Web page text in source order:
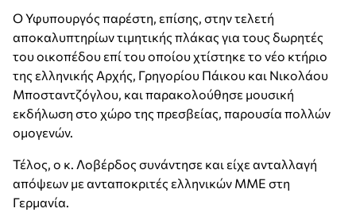
Ο Υφυπουργός παρέστη, επίσης, στην τελετή
αποκαλυπτηρίων τιμητικής πλάκας για τους δωρητές
του οικοπέδου επί του οποίου χτίστηκε το νέο κτήριο
της ελληνικής Αρχής, Γρηγορίου Πάικου και Νικολάου
Μποσταντζόγλου, και παρακολούθησε μουσική
εκδήλωση στο χώρο της πρεσβείας, παρουσία πολλών
ομογενών.
Τέλος, ο κ. Λοβέρδος συνάντησε και είχε ανταλλαγή
απόψεων με ανταποκριτές ελληνικών ΜΜΕ στη
Γερμανία.